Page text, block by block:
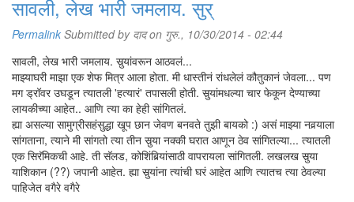
सावली, लेख भारी जमलाय. सुर्
Permalink Submitted by दादon गुरु., 10/30/2014 - 02:44
सावली, लेख भारी जमलाय. सुर्‍यांवरून आठवलं...
माझ्याघरी माझा एक शेफ मित्र आला होता. मी धास्तीनं रांधलेलं कौतुकानं जेवला... पण
मग ड्रॉवर उघडून त्यातली 'हत्यारं' तपासली होती. सुर्‍यांमधल्या चार फेकून देण्याच्या
लायकीच्या आहेत.. आणि त्या का हेही सांगितलं.
ह्या असल्या सामुग्रीसहंसुद्धा खूप छान जेवण बनवते तुझी बायको :) असं माझ्या नवर्‍याला
सांगताना, त्याने मी सांगतो त्या तीन सुर्‍या नक्की घरात आणून ठेव सांगितल्या... त्यातली
एक सिरॅमिकची आहे. ती सॅलड, कोशिंबिर्‍यांसाठी वापरायला सांगितली. लखलख सुर्‍या
याशिकान (??) जपानी आहेत. ह्या सुर्‍यांना त्यांची घरं आहेत आणि त्यातच त्या ठेवल्या
पाहिजेत वगैरे वगैरे